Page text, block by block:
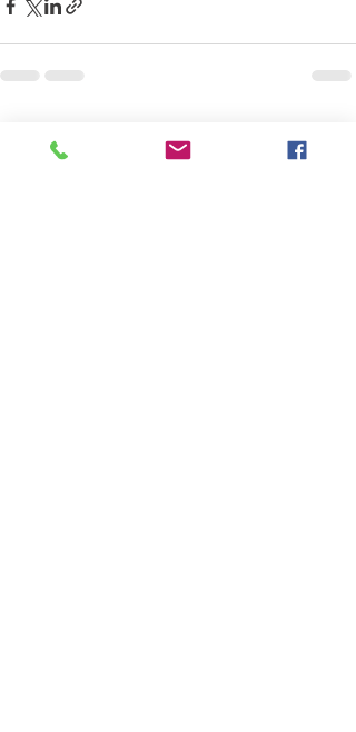
Posts récents